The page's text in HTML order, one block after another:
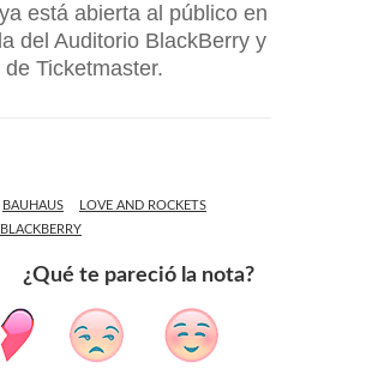
está abierta al público en
del Auditorio BlackBerry y
Ticketmaster.
BAUHAUS
LOVE AND ROCKETS
¿Qué te pareció la nota?